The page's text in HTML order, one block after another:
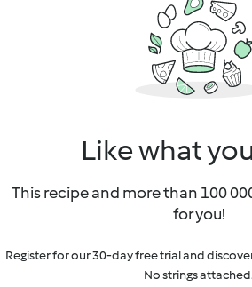
Like what
This recipe and more than 100
for you!
Register for our 30-day free trial and
No strings